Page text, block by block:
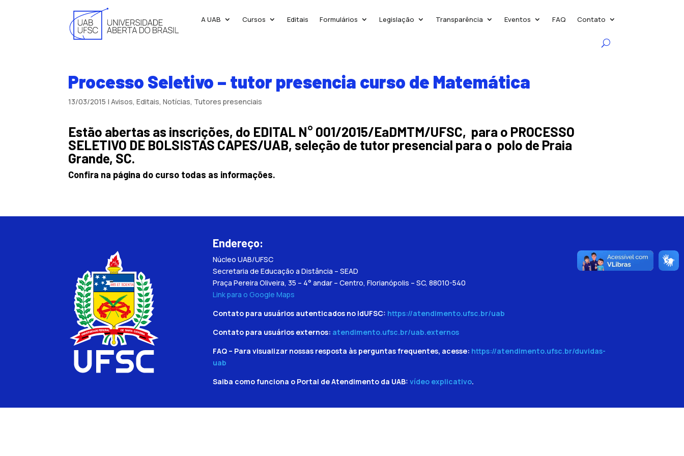
A UAB Cursos Editais Formulários Legislação Transparência Eventos FAQ Contato
Processo Seletivo – tutor presencia curso de Matemática
13/03/2015 |Avisos,Editais,Notícias, Tutores presenciais
Estão abertas as inscrições, do EDITAL N° 001/2015/EaDMTM/UFSC, para o PROCESSO
SELETIVO DE BOLSISTAS CAPES/UAB, seleção de tutor presencial para o polo de Praia
Grande, SC.
Confira na página do curso todas as informações.
Endereço:
Núcleo UAB/UFSC
Secretaria de Educação a Distância – SEAD
Praça Pereira Oliveira, 35 – 4° andar – Centro, Florianópolis – SC, 88010-540
Link para o Google Maps
Contato para usuários autenticados no IdUFSC: https://atendimento.ufsc.br/uab
Contato para usuários externos: atendimento.ufsc.br/uab.externos
FAQ – Para visualizar nossas resposta às perguntas frequentes, acesse: https://atendimento.ufsc.br/duvidas-
uab
Saiba como funciona o Portal de Atendimento da UAB: vídeo explicativo.